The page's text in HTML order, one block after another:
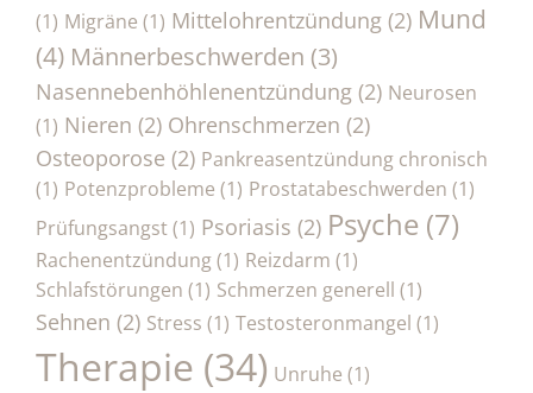
(1) Migräne (1) Mittelohrentzündung (2) Mund
(4) Männerbeschwerden (3)
Nasennebenhöhlenentzündung (2) Neurosen
(1) Nieren (2) Ohrenschmerzen (2)
Osteoporose (2) Pankreasentzündung chronisch
(1) Potenzprobleme (1) Prostatabeschwerden (1)
Prüfungsangst(1) Psoriasis (2) Psyche (7)
Rachenentzündung(1) Reizdarm (1)
Schlafstörungen (1) Schmerzen generell (1)
Sehnen (2) Stress (1) Testosteronmangel (1)
Therapie (34) Unruhe (1)